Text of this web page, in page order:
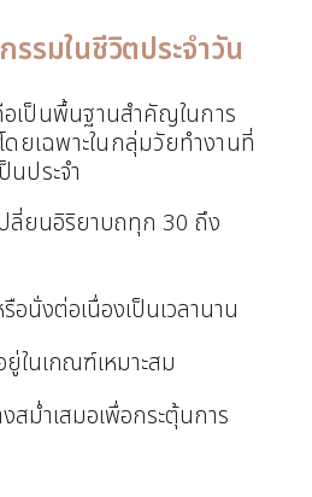
รมในชีวิตประจำวัน
เป็นพื้นฐานสำคัญในการ
ยเฉพาะในกลุ่มวัยทำงานที่
ประจำ
ลี่ยนอิริยาบถทุก 30 ถึง
นั่งต่อเนื่องเป็นเวลานาน
ในเกณฑ์เหมาะสม
สม่ำเสมอเพื่อกระตุ้นการ